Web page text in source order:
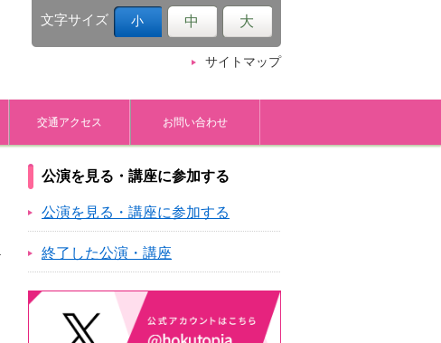
サイトマップ
文字サイズ 小 中 大
交通アクセス お問い合わせ
公演を見る・講座に参加する
公演を見る・講座に参加する
終了した公演・講座